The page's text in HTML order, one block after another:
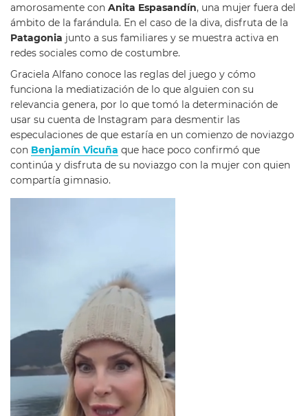
amorosamente con Anita Espasandín, una mujer fuera del
ámbito de la farándula. En el caso de la diva, disfruta de la
Patagonia junto a sus familiares y se muestra activa en
redes sociales como de costumbre.
Graciela Alfano conoce las reglas del juego y cómo
funciona la mediatización de lo que alguien con su
relevancia genera, por lo que tomó la determinación de
usar su cuenta de Instagram para desmentir las
especulaciones de que estaría en un comienzo de noviazgo
con Benjamín Vicuña que hace poco confirmó que
continúa y disfruta de su noviazgo con la mujer con quien
compartía gimnasio.